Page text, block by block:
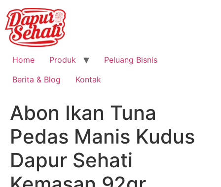
Home Produk
Peluang Bisnis
Berita & Blog
Kontak
Abon Ikan Tuna
Pedas Manis Kudus
Dapur Sehati